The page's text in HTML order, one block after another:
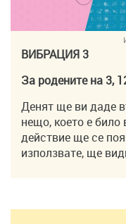
ВИБРАЦИЯ 3
За родените на 3,
Денят ще ви даде
нещо, което е
действие ще се
използвате, ще